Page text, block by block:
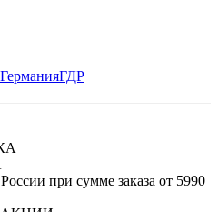
ГерманияГДР
при сумме заказа от 5990